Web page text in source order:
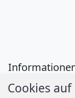
Zahlung
Cookies